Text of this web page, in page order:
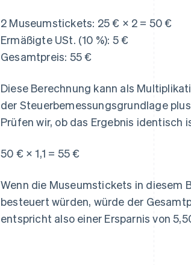
2 Museumstickets: 25 € × 2 = 50 €
Ermäßigte USt. (10 %): 5 €
Gesamtpreis: 55 €
Diese Berechnung kann als
der Steuerbemessungsgrundlage
Prüfen wir, ob das Ergebnis identisch
50 € × 1,1 = 55 €
Wenn die Museumstickets in diesem
besteuert würden, würde der
entspricht also einer Ersparnis von